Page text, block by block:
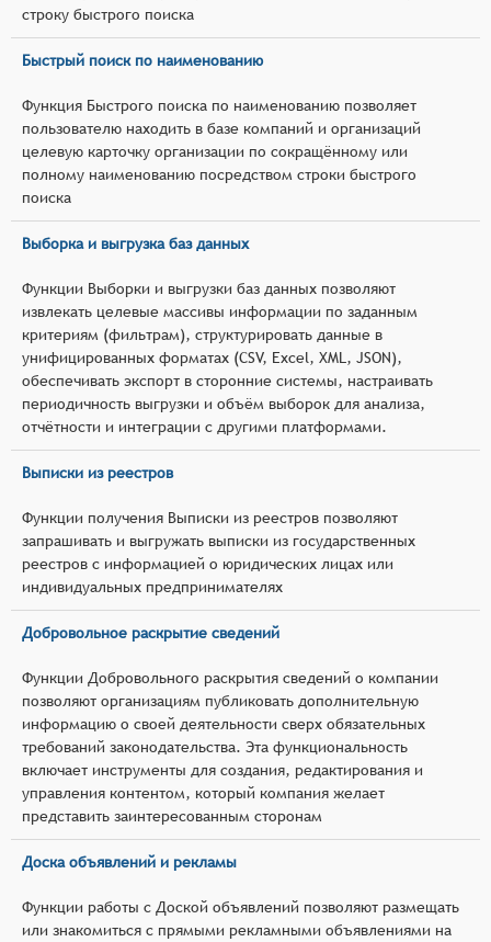
строку быстрого поиска
Быстрый поиск по наименованию
Функция Быстрого поиска по наименованию позволяет
пользователю находить в базе компаний и организаций
целевую карточку организации по сокращённому или
полному наименованию посредством строки быстрого
поиска
Выборка и выгрузка баз данных
Функции Выборки и выгрузки баз данных позволяют
извлекать целевые массивы информации по заданным
критериям (фильтрам), структурировать данные в
унифицированных форматах (CSV, Excel, XML, JSON),
обеспечивать экспорт в сторонние системы, настраивать
периодичность выгрузки и объём выборок для анализа,
отчётности и интеграции с другими платформами.
Выписки из реестров
Функции получения Выписки из реестров позволяют
запрашивать и выгружать выписки из государственных
реестров с информацией о юридических лицах или
индивидуальных предпринимателях
Добровольное раскрытие сведений
Функции Добровольного раскрытия сведений о компании
позволяют организациям публиковать дополнительную
информацию о своей деятельности сверх обязательных
требований законодательства. Эта функциональность
включает инструменты для создания, редактирования и
управления контентом, который компания желает
представить заинтересованным сторонам
Доска объявлений и рекламы
Функции работы с Доской объявлений позволяют размещать
или знакомиться с прямыми рекламными объявлениями на